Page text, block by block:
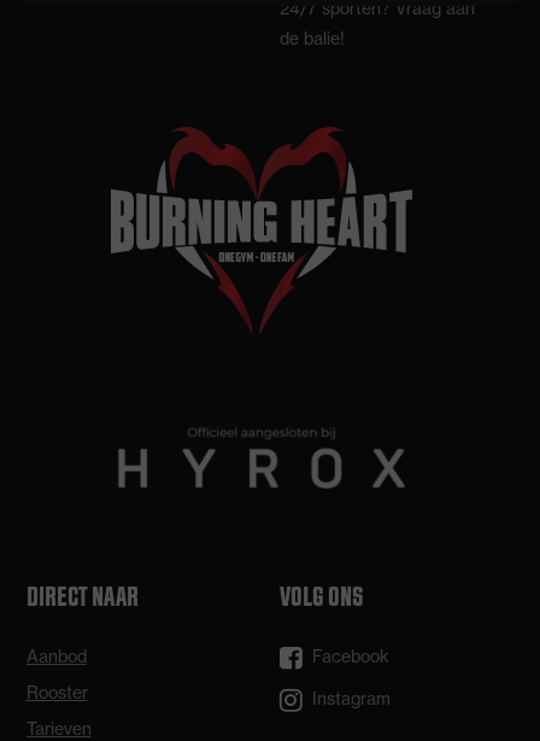
24/7 sporten? Vraag aan
de balie!
DIRECT NAAR
Aanbod
Rooster
Tarieven
VOLG ONS
Facebook
Instagram